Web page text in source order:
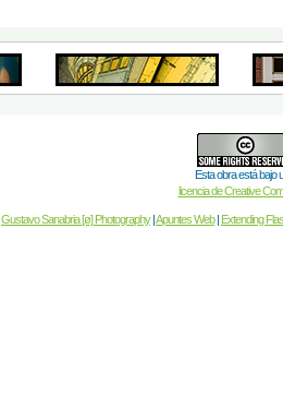
Esta obra está bajo
licencia de Creative
Gustavo Sanabria [ø] Photography|Apuntes Web| Extending